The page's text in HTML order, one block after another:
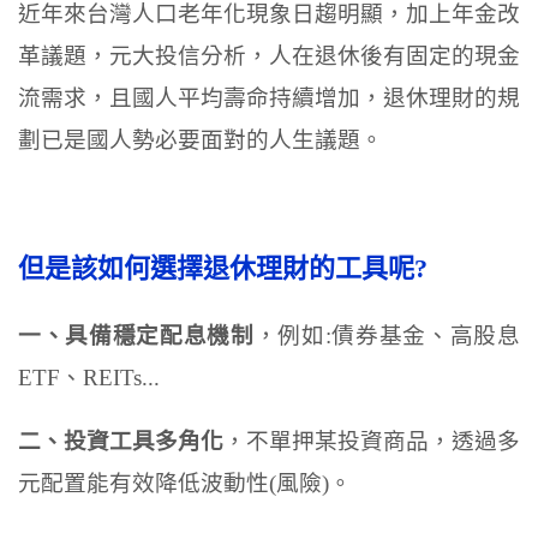
近年來台灣人口老年化現象日趨明顯，加上年金改
革議題，元大投信分析，人在退休後有固定的現金
流需求，且國人平均壽命持續增加，退休理財的規
劃已是國人勢必要面對的人生議題。
但是該如何選擇退休理財的工具呢?
一、具備穩定配息機制 ，例如:債券基金、高股息
ETF、REITs...
二、投資工具多角化 ，不單押某投資商品，透過多
元配置能有效降低波動性(風險)。